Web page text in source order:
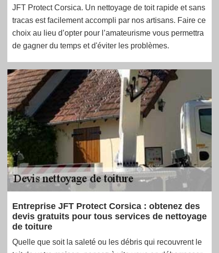
JFT Protect Corsica. Un nettoyage de toit rapide et sans
tracas est facilement accompli par nos artisans. Faire ce
choix au lieu d’opter pour l’amateurisme vous permettra
de gagner du temps et d'éviter les problèmes.
Entreprise JFT Protect Corsica : obtenez des
devis gratuits pour tous services de nettoyage
de toiture
Quelle que soit la saleté ou les débris qui recouvrent le